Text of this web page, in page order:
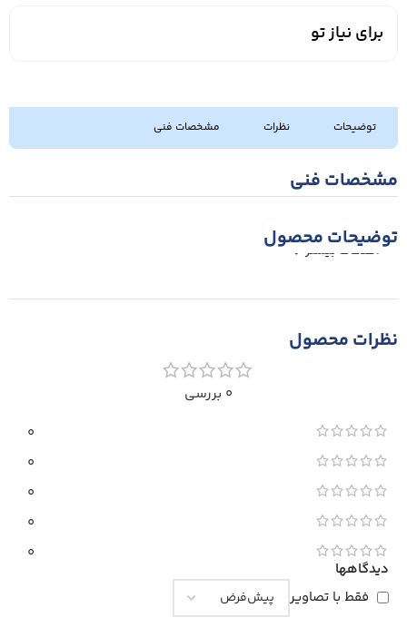
برای نیاز تو
توضیحات نظرات مشخصات فنی
مشخصات فنی
توضیحات محصول
اطلاعات بیشتر
نظرات محصول
0 بررسی
0
0
0
0
0
دیدگاهها
فقط با تصاویر